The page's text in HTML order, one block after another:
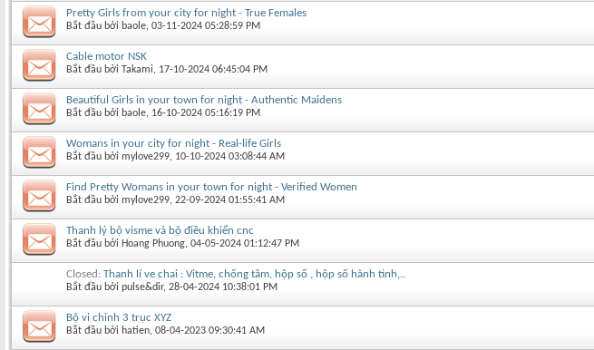
Pretty Girls from your city for night - True Females
Bắt đầu bởi baole‎, 03-11-2024 05:28:59 PM
Cable motor NSK
Bắt đầu bởi Takami‎, 17-10-2024 06:45:04 PM
Beautiful Girls in your town for night - Authentic Maidens
Bắt đầu bởi baole‎, 16-10-2024 05:16:19 PM
Womans in your city for night - Real-life Girls
Bắt đầu bởi mylove299‎, 10-10-2024 03:08:44 AM
Find Pretty Womans in your town for night - Verified Women
Bắt đầu bởi mylove299‎, 22-09-2024 01:55:41 AM
Thanh lý bộ visme và bộ điều khiển cnc
Bắt đầu bởi Hoang Phuong‎, 04-05-2024 01:12:47 PM
Closed: Thanh lí ve chai : Vitme, chống tâm, hộp số , hộp số hành tinh,..
Bắt đầu bởi pulse&dir‎, 28-04-2024 10:38:01 PM
Bộ vi chỉnh 3 trục XYZ
Bắt đầu bởi hatien‎, 08-04-2023 09:30:41 AM